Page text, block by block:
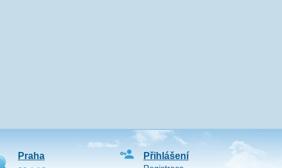
Přihlášení
Praha